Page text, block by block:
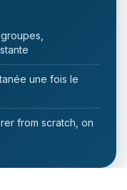
une fois le
from scratch, on